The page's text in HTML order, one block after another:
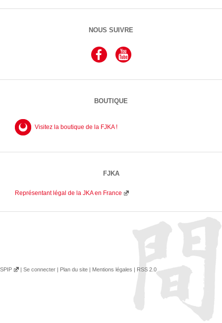
NOUS SUIVRE
BOUTIQUE
Visitez la boutique de la FJKA !
FJKA
Représentant légal de la JKA en France
SPIP | Se connecter | Plan du site | Mentions légales | RSS 2.0